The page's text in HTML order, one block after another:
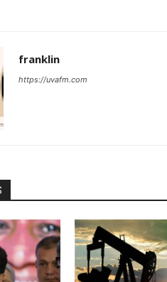
franklin
https://uvafm.com